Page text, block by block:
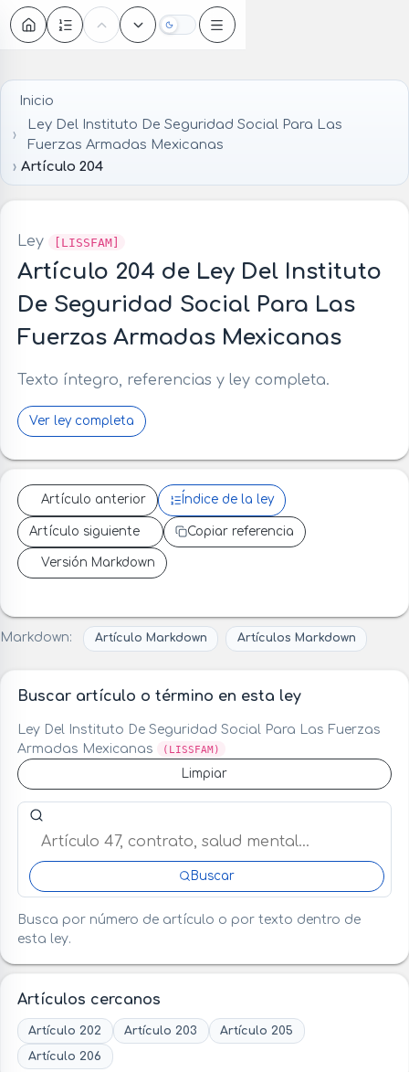
Oscuro
Inicio
Ley Del Instituto De Seguridad Social Para Las
Fuerzas Armadas Mexicanas
Artículo 204
Ley [LISSFAM]
Artículo 204 de Ley Del Instituto
De Seguridad Social Para Las
Fuerzas Armadas Mexicanas
Texto íntegro, referencias y ley completa.
Ver ley completa
Artículo anterior Índice de la ley
Artículo siguiente Copiar referencia
Versión Markdown
Markdown: Artículo Markdown Artículos Markdown
Buscar artículo o término en esta ley
Ley Del Instituto De Seguridad Social Para Las Fuerzas
Armadas Mexicanas
(LISSFAM)
Limpiar
Buscar artículo o término en esta ley
Buscar
Busca por número de artículo o por texto dentro de
esta ley.
Artículos cercanos
Artículo 202 Artículo 203
Artículo 205
Artículo 206